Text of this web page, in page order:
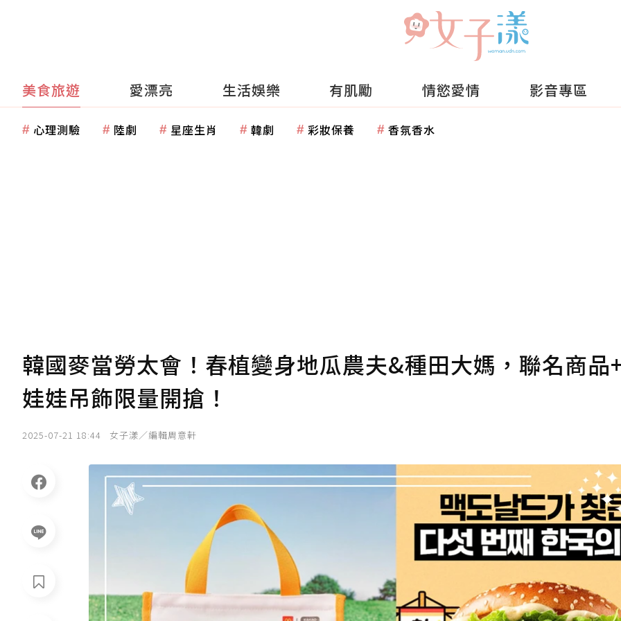
美食旅遊 愛漂亮 生活娛樂 有肌勵 情慾愛情 影音專區
心理測驗 陸劇 星座生肖 韓劇 彩妝保養 香氛香水
韓國麥當勞太會！春植變身地瓜農夫&種田大媽，聯名商品
娃娃吊飾限量開搶！
2025-07-21 18:44 女子漾／編輯周意軒